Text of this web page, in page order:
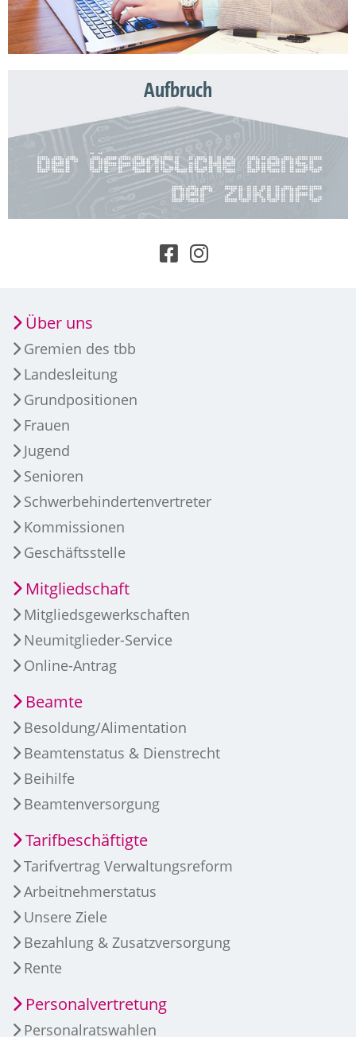
Aufbruch
Über uns
Gremien des tbb
Landesleitung
Grundpositionen
Frauen
Jugend
Senioren
Schwerbehindertenvertreter
Kommissionen
Geschäftsstelle
Mitgliedschaft
Mitgliedsgewerkschaften
Neumitglieder-Service
Online-Antrag
Beamte
Besoldung/Alimentation
Beamtenstatus & Dienstrecht
Beihilfe
Beamtenversorgung
Tarifbeschäftigte
Tarifvertrag Verwaltungsreform
Arbeitnehmerstatus
Unsere Ziele
Bezahlung & Zusatzversorgung
Rente
Personalvertretung
Personalratswahlen